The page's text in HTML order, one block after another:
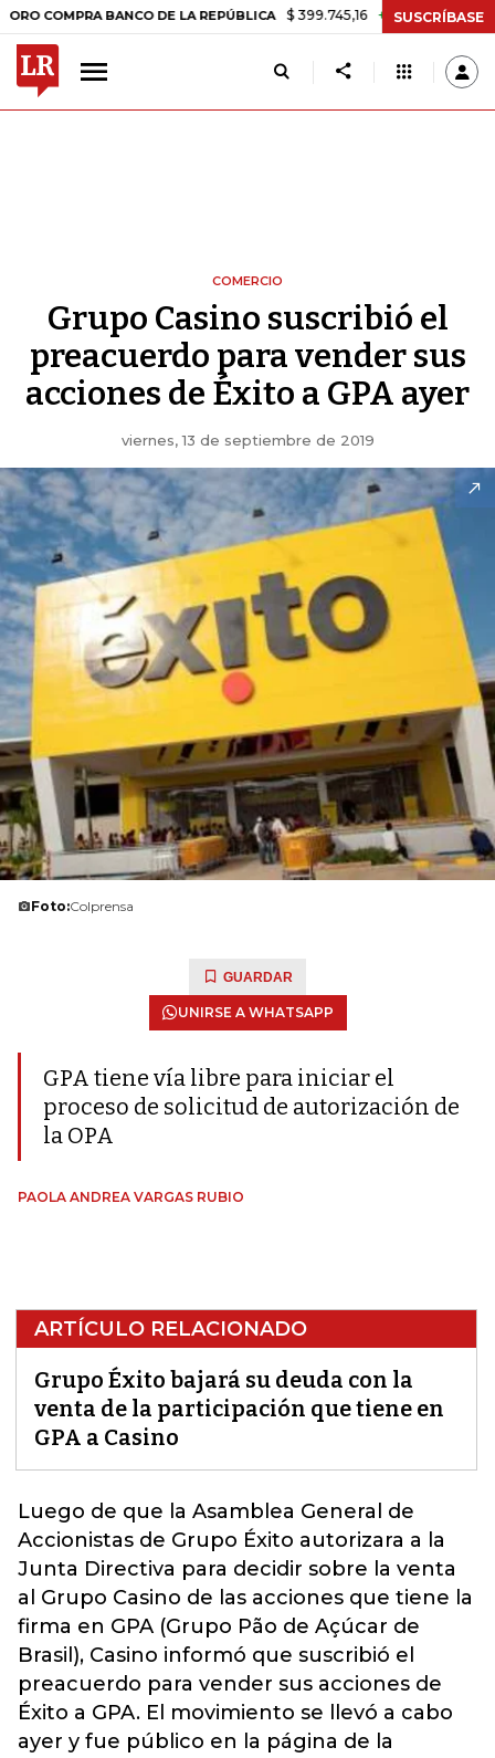
BANCO DE LA REPÚBLICA $ 399.745,16 +$ 2.295,71 +0,58%
SUSCRÍBASE
COMERCIO
Grupo Casino suscribió el
preacuerdo para vender sus
acciones de Éxito a GPA ayer
viernes, 13 de septiembre de 2019
Foto:Colprensa
GUARDAR
UNIRSE A WHATSAPP
GPA tiene vía libre para iniciar el
proceso de solicitud de autorización de
la OPA
PAOLA ANDREA VARGAS RUBIO
ARTÍCULO RELACIONADO
Grupo Éxito bajará su deuda con la
venta de la participación que tiene en
GPA a Casino
Luego de que la Asamblea General de
Accionistas de Grupo Éxito autorizara a la
Junta Directiva para decidir sobre la venta
al Grupo Casino de las acciones que tiene la
firma en GPA (Grupo Pão de Açúcar de
Brasil), Casino informó que suscribió el
preacuerdo para vender sus acciones de
Éxito a GPA. El movimiento se llevó a cabo
ayer y fue público en la página de la